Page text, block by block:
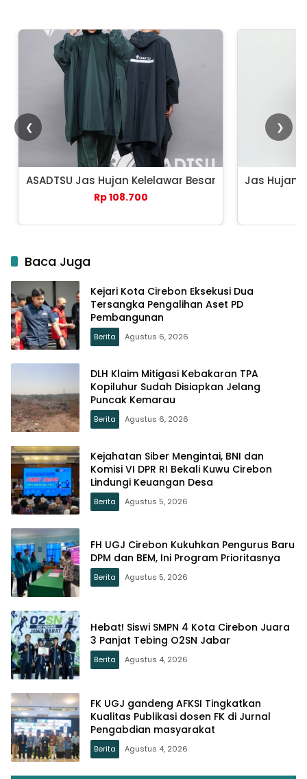
❮
ASADTSU Jas Hujan Kelelawar Besar
Rp 108.700
Jas Hujan
❯
Baca Juga
Kejari Kota Cirebon Eksekusi Dua
Tersangka Pengalihan Aset PD
Pembangunan
Berita Agustus 6, 2026
DLH Klaim Mitigasi Kebakaran TPA
Kopiluhur Sudah Disiapkan Jelang
Puncak Kemarau
Berita Agustus 6, 2026
Kejahatan Siber Mengintai, BNI dan
Komisi VI DPR RI Bekali Kuwu Cirebon
Lindungi Keuangan Desa
Berita Agustus 5, 2026
FH UGJ Cirebon Kukuhkan Pengurus Baru
DPM dan BEM, Ini Program Prioritasnya
Berita Agustus 5, 2026
Hebat! Siswi SMPN 4 Kota Cirebon Juara
3 Panjat Tebing O2SN Jabar
Berita Agustus 4, 2026
FK UGJ gandeng AFKSI Tingkatkan
Kualitas Publikasi dosen FK di Jurnal
Pengabdian masyarakat
Berita Agustus 4, 2026